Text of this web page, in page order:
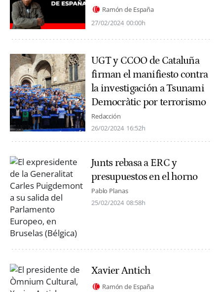
Ramón de España
27/02/2024 00:00h
UGT y CCOO de Cataluña
firman el manifiesto contra
la investigación a Tsunami
Democràtic por terrorismo
Redacción
26/02/2024 16:52h
Junts rebasa a ERC y
presupuestos en el horno
Pablo Planas
25/02/2024 08:58h
Xavier Antich
Ramón de España